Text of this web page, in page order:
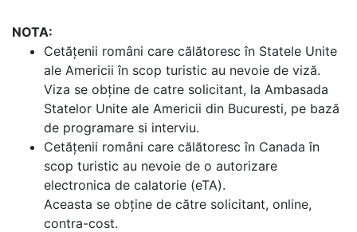
NOTA:
Cetăţenii români care călătoresc în Statele Unite
ale Americii în scop turistic au nevoie de viză.
Viza se obține de catre solicitant, la Ambasada
Statelor Unite ale Americii din Bucuresti, pe bază
de programare si interviu.
Cetăţenii români care călătoresc în Canada în
scop turistic au nevoie de o autorizare
electronica de calatorie (eTA).
Aceasta se obține de către solicitant, online,
contra-cost.